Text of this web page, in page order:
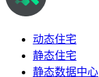
动态住宅
静态住宅
静态数据中心